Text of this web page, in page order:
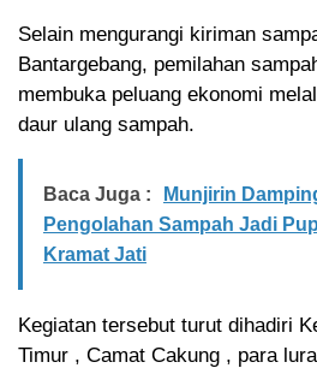
Selain mengurangi kiriman
Bantargebang, pemilahan
membuka peluang ekonomi
daur ulang sampah.
Baca Juga :
Munjirin
Pengolahan Sampah Jadi
Kramat Jati
Kegiatan tersebut turut dihadiri
Timur , Camat Cakung , para